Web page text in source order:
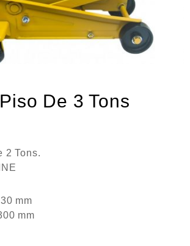
De 3 Tons
2 Tons.
mm
mm